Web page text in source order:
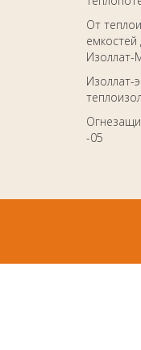
От
емкостей
Изоллат-
Изоллат-
-05